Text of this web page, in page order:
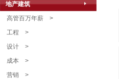
地产建筑
高管百万年薪 >
工程 >
设计 >
成本 >
营销 >